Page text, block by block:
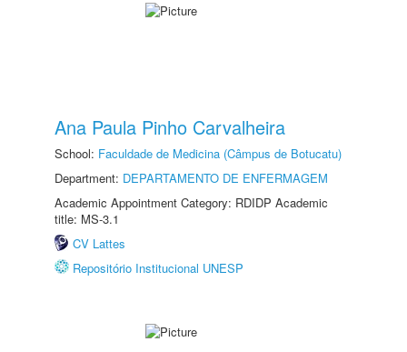
Ana Paula Pinho Carvalheira
School: Faculdade de Medicina (Câmpus de Botucatu)
Department: DEPARTAMENTO DE ENFERMAGEM
Academic Appointment Category: RDIDP Academic
title: MS-3.1
CV Lattes
Repositório Institucional UNESP